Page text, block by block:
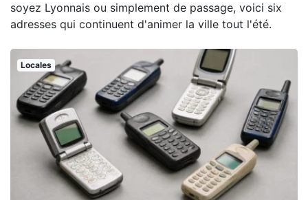
soyez Lyonnais ou simplement de passage, voici six
adresses qui continuent d'animer la ville tout l'été.
Locales